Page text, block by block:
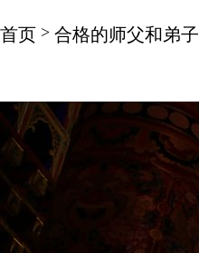
首页 > 合格的师父和弟子